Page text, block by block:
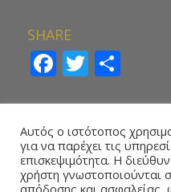
SHARE
Facebook
Twitter
REPORT ILLEGAL GAMBLING
ONLINE REPORTING FORM
Αυτός ο ιστότοπος
για να παρέχει τις
επισκεψιμότητα. Η
χρήστη γνωστοποιούνται
απόδοσης και ασφαλείας,